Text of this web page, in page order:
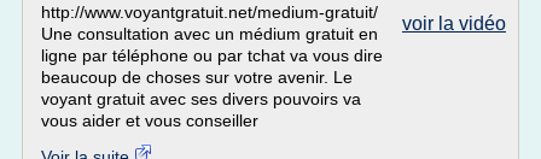
voir la vidéo
http://www.voyantgratuit.net/medium-gratuit/
Une consultation avec un médium gratuit en
ligne par téléphone ou par tchat va vous dire
beaucoup de choses sur votre avenir. Le
voyant gratuit avec ses divers pouvoirs va
vous aider et vous conseiller